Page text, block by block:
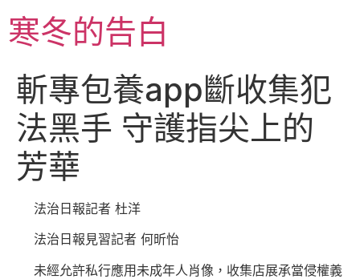
至
主寒冬的告白
斬專包養app斷收集犯
法黑手 守護指尖上的
芳華
法治日報記者 杜洋
法治日報見習記者 何昕怡
未經允許私行應用未成年人肖像，收集店展承當侵權義